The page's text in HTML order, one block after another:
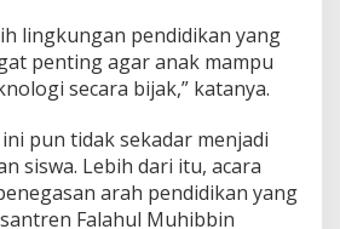
lingkungan pendidikan yang
penting agar anak mampu
secara bijak,” katanya.
pun tidak sekadar menjadi
siswa. Lebih dari itu, acara
arah pendidikan yang
Falahul Muhibbin